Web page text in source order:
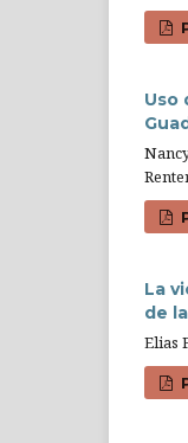
Uso
La
de
Elias